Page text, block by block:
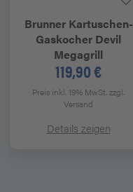
BrunnerKartuschen-
Gaskocher Devil
Megagrill
119,90 €
Preis inkl. 19% MwSt.zzgl.
Versand
Details zeigen